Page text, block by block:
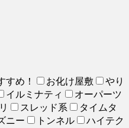
すめ！ お化け屋敷
やり
イルミナティ
オーパーツ
スレッド系
タイムタ
ニー トンネル
ハイテク